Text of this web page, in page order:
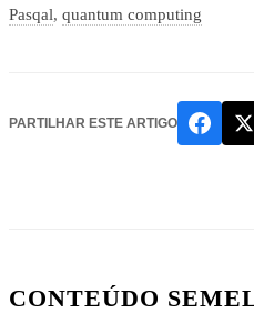
Pasqal, quantum computing
PARTILHAR ESTE ARTIGO
CONTEÚDO